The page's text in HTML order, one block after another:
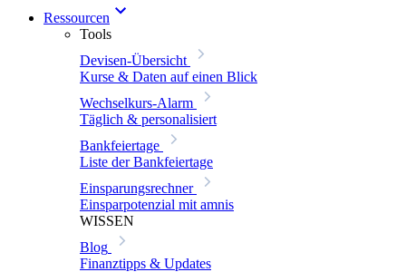
Ressourcen
Tools
Devisen-Übersicht
Kurse & Daten auf einen Blick
Wechselkurs-Alarm
Täglich & personalisiert
Bankfeiertage
Liste der Bankfeiertage
Einsparungsrechner
Einsparpotenzial mit amnis
WISSEN
Blog
Finanztipps & Updates